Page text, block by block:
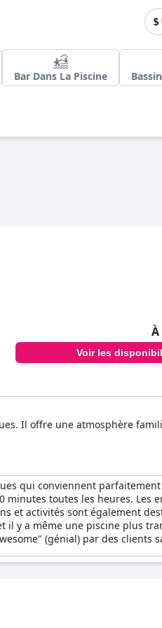
$
Bar Dans La Piscine
Voir les
Il offre une atmosphère
qui conviennent
minutes toutes les heures. Les
et activités sont également
il y a même une piscine plus
(génial) par des clients